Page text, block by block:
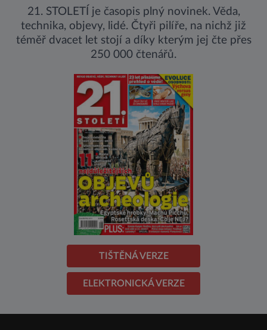
21. STOLETÍ je časopis plný novinek. Věda,
technika, objevy, lidé. Čtyři pilíře, na nichž již
téměř dvacet let stojí a díky kterým jej čte přes
250 000 čtenářů.
TIŠTĚNÁ VERZE
ELEKTRONICKÁ VERZE